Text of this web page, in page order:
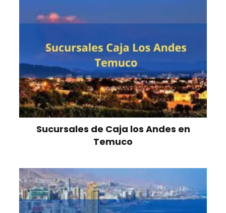
Sucursales de Caja los Andes en
Temuco